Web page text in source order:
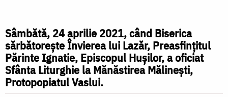
poate
să
schimbe
disperarea
Sâmbătă, 24 aprilie 2021, când Biserica
sărbătorește Învierea lui Lazăr, Preasfințitul
Părinte Ignatie, Episcopul Hușilor, a oficiat
Sfânta Liturghie la Mănăstirea Mălinești,
Protopopiatul Vaslui.